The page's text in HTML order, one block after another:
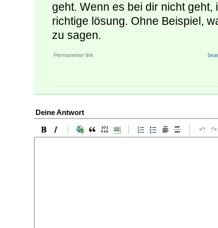
geht. Wenn es bei dir nicht
richtige lösung. Ohne Beispiel,
zu sagen.
Permanenter link
Deine Antwort